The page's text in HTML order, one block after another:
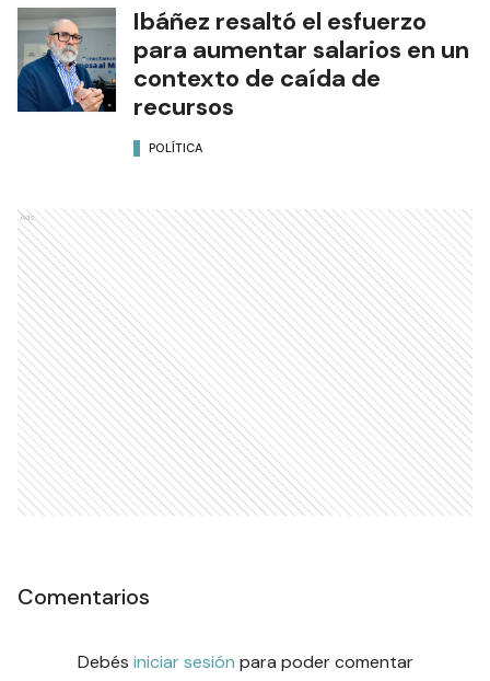
Ibáñez resaltó el esfuerzo
para aumentar salarios en un
contexto de caída de
recursos
POLÍTICA
Ads
Comentarios
Debés iniciar sesión para poder comentar